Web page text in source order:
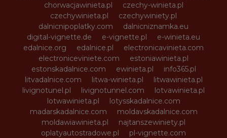
chorwacjawinieta.pl
czechy-winieta.pl
czechywinieta.pl
czechywiniety.pl
dalnicnipoplatky.com
dalnicniznamka.eu
digital-vignette.de
e-vignette.pl
e-winieta.eu
edalnice.org
edalnice.pl
electronicavinieta.com
electroniceviniete.com
estoniawinieta.pl
estonskadalnice.com
ewinieta.pl
info365.pl
litvadalnice.com
litwa-winieta.pl
litwawinieta.pl
livignotunel.pl
livignotunnel.com
lotvawinieta.pl
lotwawinieta.pl
lotysskadalnice.com
madarskadalnice.com
moldavskadalnice.com
moldawiawinieta.pl
najtanszewiniety.pl
oplatyautostradowe.pl
pl-vignette.com